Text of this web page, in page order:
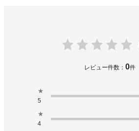
レビュー件数： 0件
★
5
★
4